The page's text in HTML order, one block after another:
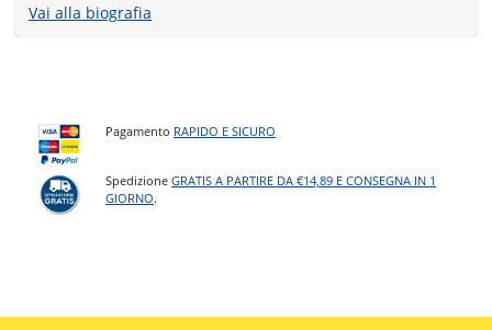
Vai alla biografia
Pagamento RAPIDO E SICURO
SpedizioneGRATIS A PARTIRE DA €14,89 E CONSEGNA IN 1
GIORNO.